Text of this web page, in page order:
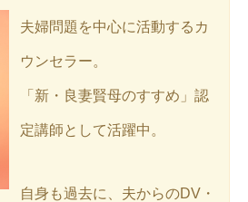
夫婦問題を中心に活動するカ
ウンセラー。
「新・良妻賢母のすすめ」認
定講師として活躍中。
自身も過去に、夫からのDV・